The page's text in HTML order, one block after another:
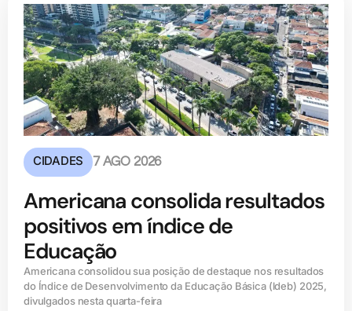
CIDADES 7 AGO 2026
Americana consolida resultados
positivos em índice de
Educação
Americana consolidou sua posição de destaque nos resultados
do Índice de Desenvolvimento da Educação Básica (ldeb) 2025,
divulgados nesta quarta-feira